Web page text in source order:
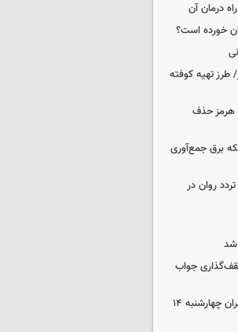
درمان آن
خورده است؟
طرز تهیه کوفته
هرمز حذف
برق جمع‌آوری
روان در
شد
جواب
رهن و اجاره آپارتمان در جنوب تهران چهارشنبه ۱۴